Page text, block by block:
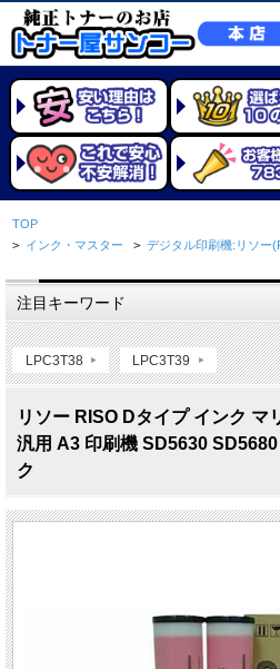
TOP
> インク・マスター > デジタル印刷機:リソ
注目キーワード
LPC3T38 LPC3T39
リソー RISO Dタイプ インク マ
汎用 A3 印刷機 SD5630
ク